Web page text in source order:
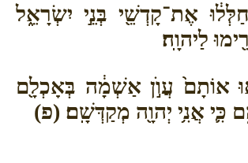
אֶת־קָדְשֵׁ֖י בְּנֵ֣י יִשְׂרָאֵ֑ל
לַיהוָֽה׃
אוֹתָם֙ עֲוֺ֣ן אַשְׁמָ֔ה בְּאָכְלָ֖ם
כִּ֛י אֲנִ֥י יְהוָ֖ה מְקַדְּשָֽׁם׃ (פ)